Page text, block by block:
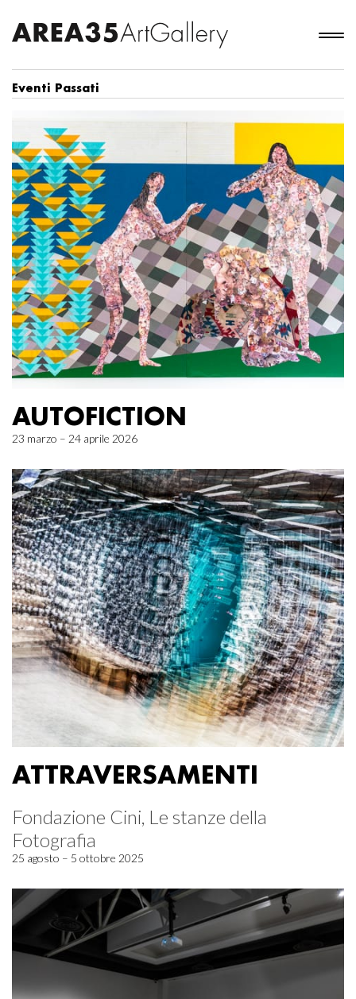
Eventi Passati
AUTOFICTION
23 marzo – 24 aprile 2026
ATTRAVERSAMENTI
Fondazione Cini, Le stanze della
Fotografia
25 agosto – 5 ottobre 2025